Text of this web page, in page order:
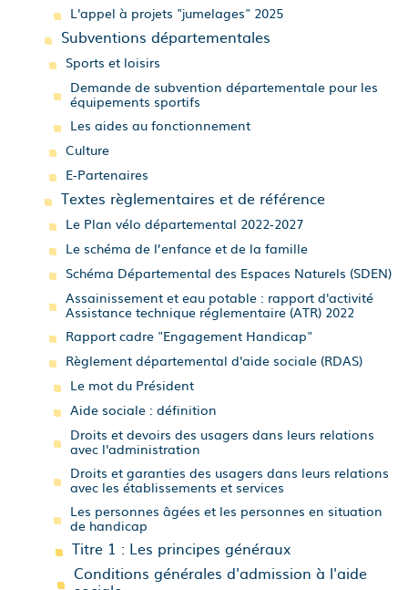
L'appel à projets "jumelages" 2025
Subventions départementales
Sports et loisirs
Demande de subvention départementale pour les
équipements sportifs
Les aides au fonctionnement
Culture
E-Partenaires
Textes règlementaires et de référence
Le Plan vélo départemental 2022-2027
Le schéma de l’enfance et de la famille
Schéma Départemental des Espaces Naturels (SDEN)
Assainissement et eau potable : rapport d'activité
Assistance technique réglementaire (ATR) 2022
Rapport cadre "Engagement Handicap"
Règlement départemental d'aide sociale (RDAS)
Le mot du Président
Aide sociale : définition
Droits et devoirs des usagers dans leurs relations
avec l'administration
Droits et garanties des usagers dans leurs relations
avec les établissements et services
Les personnes âgées et les personnes en situation
de handicap
Titre 1 : Les principes généraux
Conditions générales d'admission à l'aide